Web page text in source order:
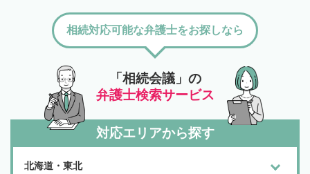
「相続会議」の
弁護士検索サービス
相続対応可能な弁護士をお探しなら
対応エリアから探す
北海道・東北